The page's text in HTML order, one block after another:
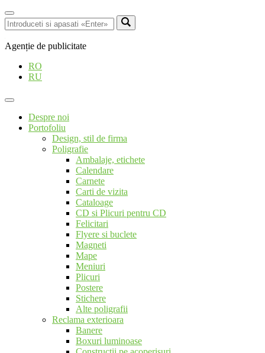
Agenție de publicitate
RO
RU
Despre noi
Portofoliu
Design, stil de firma
Poligrafie
Ambalaje, etichete
Calendare
Carnete
Carti de vizita
Cataloage
CD si Plicuri pentru CD
Felicitari
Flyere si buclete
Magneti
Mape
Meniuri
Plicuri
Postere
Stichere
Alte poligrafii
Reclama exterioara
Banere
Boxuri luminoase